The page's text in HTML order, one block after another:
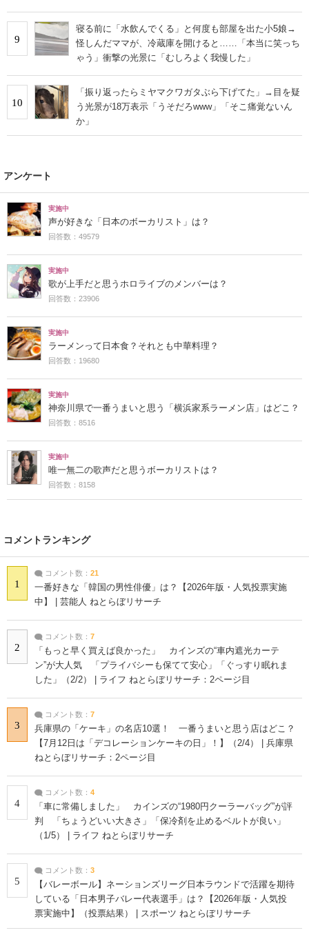
9
寝る前に「水飲んでくる」と何度も部屋を出た小5娘→
怪しんだママが、冷蔵庫を開けると……「本当に笑っち
ゃう」衝撃の光景に「むしろよく我慢した」
10
「振り返ったらミヤマクワガタぶら下げてた」→目を疑
う光景が18万表示「うそだろwww」「そこ痛覚ないん
か」
アンケート
実施中
声が好きな「日本のボーカリスト」は？
回答数：49579
実施中
歌が上手だと思うホロライブのメンバーは？
回答数：23906
実施中
ラーメンって日本食？それとも中華料理？
回答数：19680
実施中
神奈川県で一番うまいと思う「横浜家系ラーメン店」はどこ？
回答数：8516
実施中
唯一無二の歌声だと思うボーカリストは？
回答数：8158
コメントランキング
1
コメント数： 21
一番好きな「韓国の男性俳優」は？【2026年版・人気投票実施
中】 | 芸能人 ねとらぼリサーチ
2
コメント数： 7
「もっと早く買えば良かった」 カインズの“車内遮光カーテ
ン”が大人気 「プライバシーも保てて安心」「ぐっすり眠れま
した」（2/2） | ライフ ねとらぼリサーチ：2ページ目
3
コメント数： 7
兵庫県の「ケーキ」の名店10選！ 一番うまいと思う店はどこ？
【7月12日は「デコレーションケーキの日」！】（2/4） | 兵庫県
ねとらぼリサーチ：2ページ目
4
コメント数： 4
「車に常備しました」 カインズの“1980円クーラーバッグ”が評
判 「ちょうどいい大きさ」「保冷剤を止めるベルトが良い」
（1/5） | ライフ ねとらぼリサーチ
5
コメント数： 3
【バレーボール】ネーションズリーグ日本ラウンドで活躍を期待
している「日本男子バレー代表選手」は？【2026年版・人気投
票実施中】（投票結果） | スポーツ ねとらぼリサーチ